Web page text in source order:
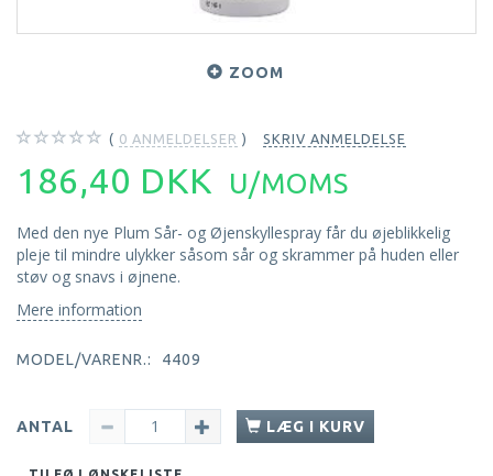
ZOOM
0 ANMELDELSER SKRIV ANMELDELSE
186,40 DKK U/MOMS
Med den nye Plum Sår- og Øjenskyllespray får du øjeblikkelig
pleje til mindre ulykker såsom sår og skrammer på huden eller
støv og snavs i øjnene.
Mere information
MODEL/VARENR.: 4409
ANTAL LÆG I KURV